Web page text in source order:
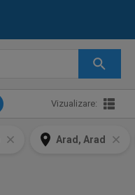
Vizualizare:
Arad, Arad